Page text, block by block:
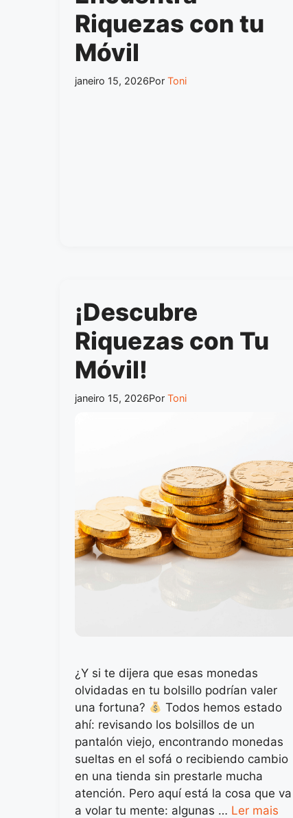
Riquezas con tu
Móvil
janeiro 15, 2026Por Toni
¡Descubre
Riquezas con Tu
Móvil!
janeiro 15, 2026Por Toni
¿Y si te dijera que esas monedas
olvidadas en tu bolsillo podrían valer
una fortuna?
Todos hemos estado
ahí: revisando los bolsillos de un
pantalón viejo, encontrando monedas
sueltas en el sofá o recibiendo cambio
en una tienda sin prestarle mucha
atención. Pero aquí está la cosa que va
a volar tu mente: algunas … Ler mais